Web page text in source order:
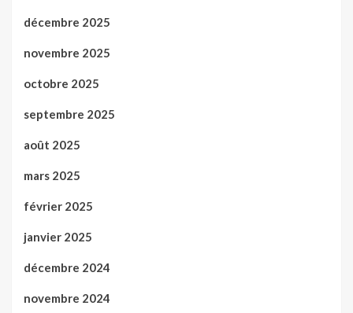
décembre 2025
novembre 2025
octobre 2025
septembre 2025
août 2025
mars 2025
février 2025
janvier 2025
décembre 2024
novembre 2024